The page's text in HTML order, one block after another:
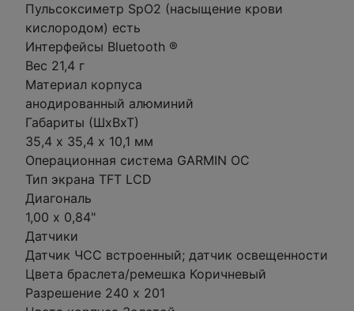
Пульсоксиметр SpO2 (насыщение крови
кислородом) есть
Интерфейсы Bluetooth ®
Вес 21,4 г
Материал корпуса
анодированный алюминий
Габариты (ШхВхТ)
35,4 х 35,4 х 10,1 мм
Операционная система GARMIN OC
Тип экрана TFT LCD
Диагональ
1,00 x 0,84"
Датчики
Датчик ЧСС встроенный; датчик освещенности
Цвета браслета/ремешка Коричневый
Разрешение 240 x 201